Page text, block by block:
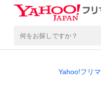
Yahoo!フリマ